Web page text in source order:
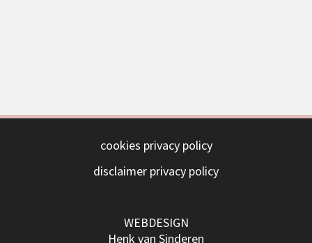
cookies privacy policy
disclaimer privacy policy
WEBDESIGN
Henk van Sinderen